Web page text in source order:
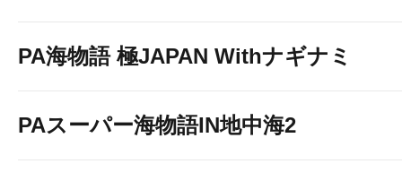
PA海物語 極JAPAN Withナギナミ
PAスーパー海物語IN地中海2